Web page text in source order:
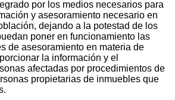
por los medios necesarios para
y asesoramiento necesario en
dejando a la potestad de los
poner en funcionamiento las
de asesoramiento en materia de
la información y el
afectadas por procedimientos de
propietarias de inmuebles que